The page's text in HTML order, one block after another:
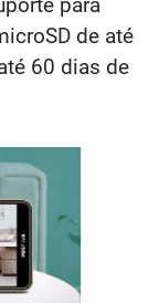
de até
60 dias de